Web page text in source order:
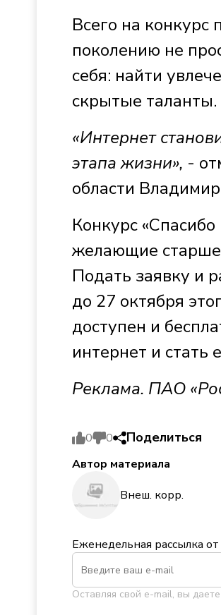
Всего на конкурс
поколению не
себя: найти
скрытые таланты.
«Интернет
этапа жизни», -
области
Конкурс
желающие старше
Подать заявку и
до 27 октября
доступен и
интернет и стать
Реклама. ПАО
0 0 Поделиться
Автор материала
Внеш. корр.
Еженедельная рассылка
Оставляя свой e-mail, вы